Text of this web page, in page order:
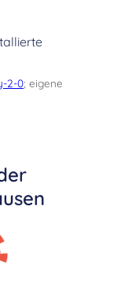
2-0; eigene